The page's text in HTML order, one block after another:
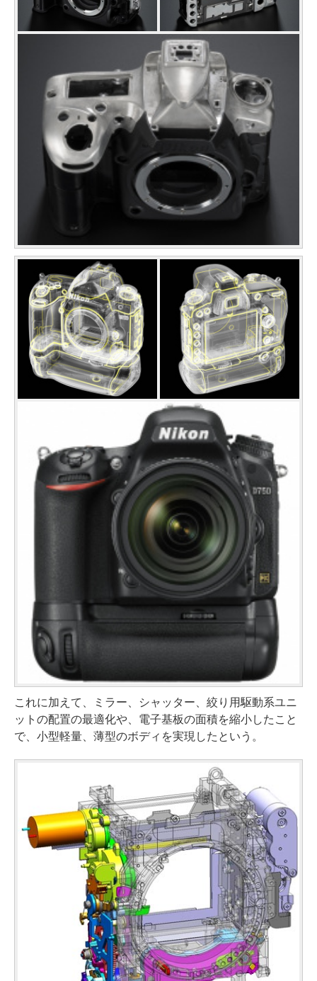
これに加えて、ミラー、シャッター、絞り用駆動系ユニ
ットの配置の最適化や、電子基板の面積を縮小したこと
で、小型軽量、薄型のボディを実現したという。